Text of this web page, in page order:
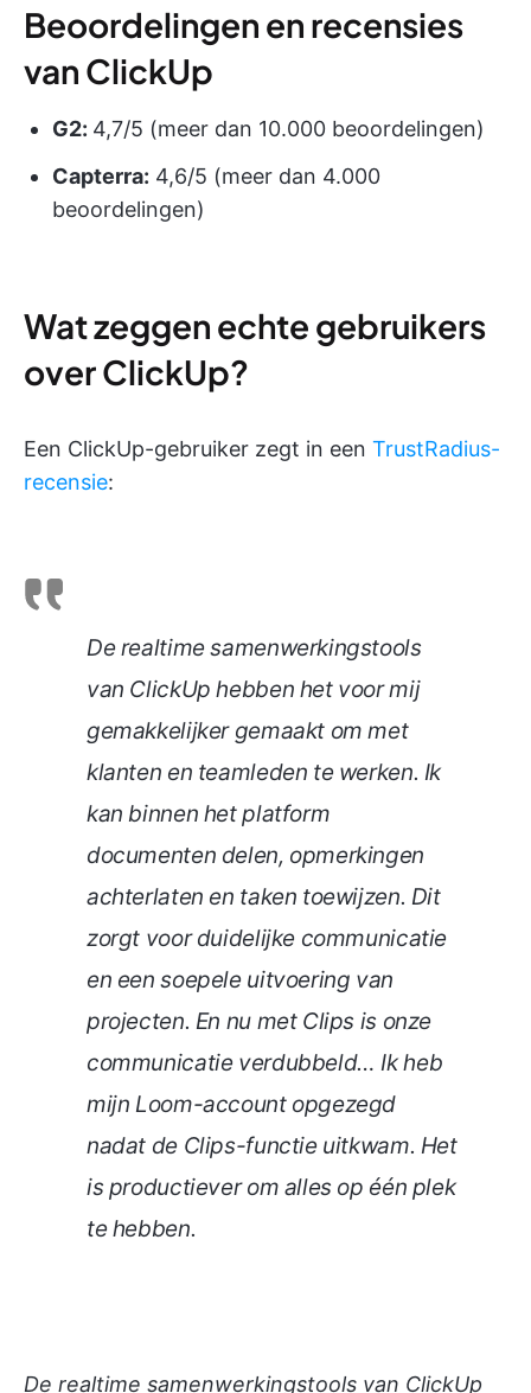
Beoordelingen en recensies
van ClickUp
G2: 4,7/5 (meer dan 10.000 beoordelingen)
Capterra: 4,6/5 (meer dan 4.000
beoordelingen)
Wat zeggen echte gebruikers
over ClickUp?
Een ClickUp-gebruiker zegt in een TrustRadius-
recensie:
De realtime samenwerkingstools
van ClickUp hebben het voor mij
gemakkelijker gemaakt om met
klanten en teamleden te werken. Ik
kan binnen het platform
documenten delen, opmerkingen
achterlaten en taken toewijzen. Dit
zorgt voor duidelijke communicatie
en een soepele uitvoering van
projecten. En nu met Clips is onze
communicatie verdubbeld… Ik heb
mijn Loom-account opgezegd
nadat de Clips-functie uitkwam. Het
is productiever om alles op één plek
te hebben.
De realtime samenwerkingstools van ClickUp